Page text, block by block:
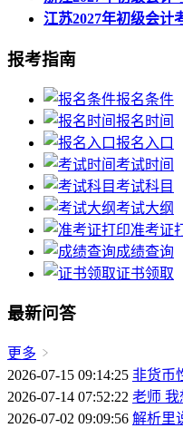
江苏2027年初级会计
报考指南
报名条件
报名时间
报名入口
考试时间
考试科目
考试大纲
准考证
成绩查询
证书领取
最新问答
更多
2026-07-15 09:14:25 非货币
2026-07-14 07:52:22 老师 我
2026-07-02 09:09:56 解析里